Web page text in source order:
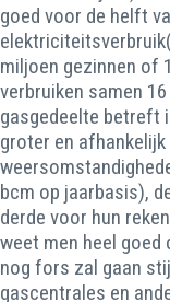
goed voor de helft
miljoen gezinnen of
verbruiken samen
gasgedeelte betreft
groter en afhankelijk
bcm op jaarbasis),
derde voor hun
weet men heel
nog fors zal gaan
gascentrales en